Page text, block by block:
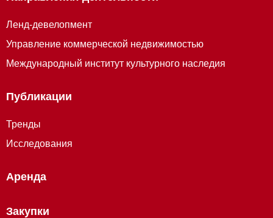
Ленд-девелопмент
Управление коммерческой недвижимостью
Международный институт культурного наследия
Публикации
Тренды
Исследования
Аренда
Закупки